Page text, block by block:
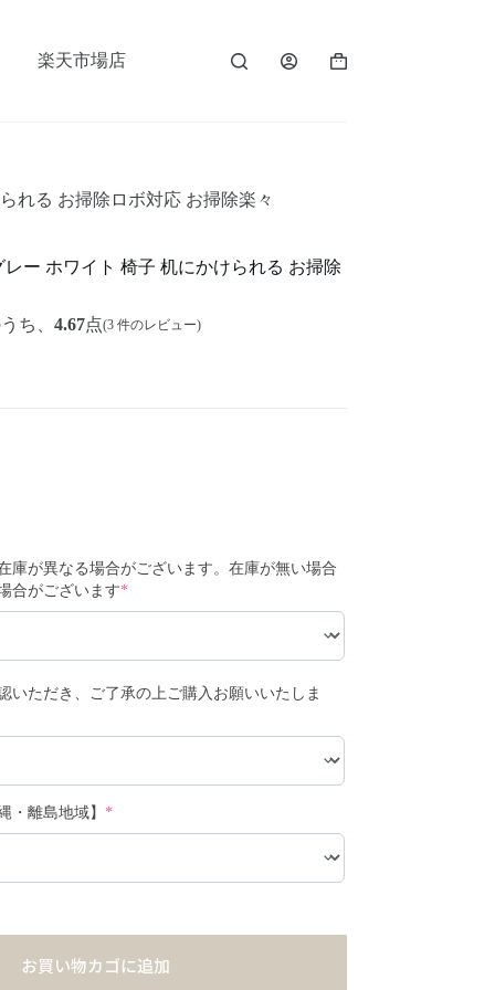
楽天市場店
れる お掃除ロボ対応 お掃除楽々
ー ホワイト 椅子 机にかけられる お掃除
ち、 4.67点(3件のレビュー)
庫が異なる場合がございます。在庫が無い場合
合がございます*
いただき、ご了承の上ご購入お願いいたしま
・離島地域】 *
お買い物カゴに追加